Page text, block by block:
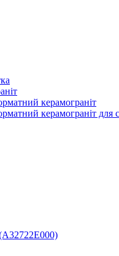
керамограніт
керамограніт для